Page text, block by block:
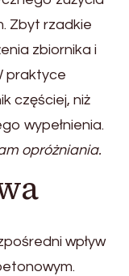
Zbyt rzadkie
zbiornika i
praktyce
częściej, niż
wypełnienia.
opróżniania.
wpływ